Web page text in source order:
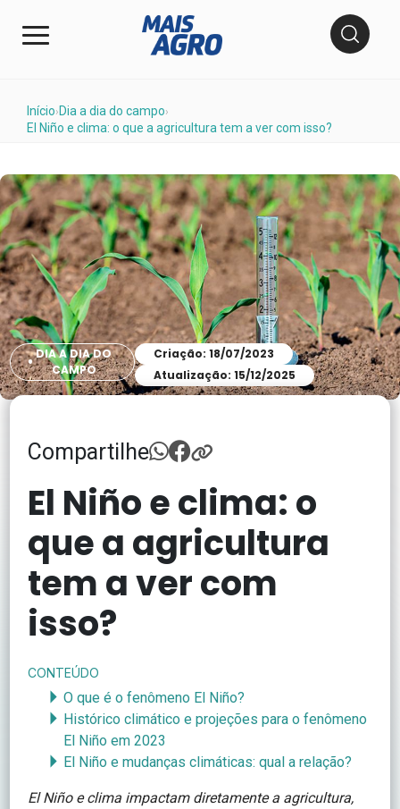
Início› Dia a dia do campo›
El Niño e clima: o que a agricultura tem a ver com isso?
DIA A DIA DO
CAMPO
Criação: 18/07/2023
Atualização: 15/12/2025
Compartilhe
El Niño e clima: o
que a agricultura
tem a ver com
isso?
CONTEÚDO
O que é o fenômeno El Niño?
Histórico climático e projeções para o fenômeno
El Niño em 2023
El Niño e mudanças climáticas: qual a relação?
El Niño e clima impactam diretamente a agricultura,